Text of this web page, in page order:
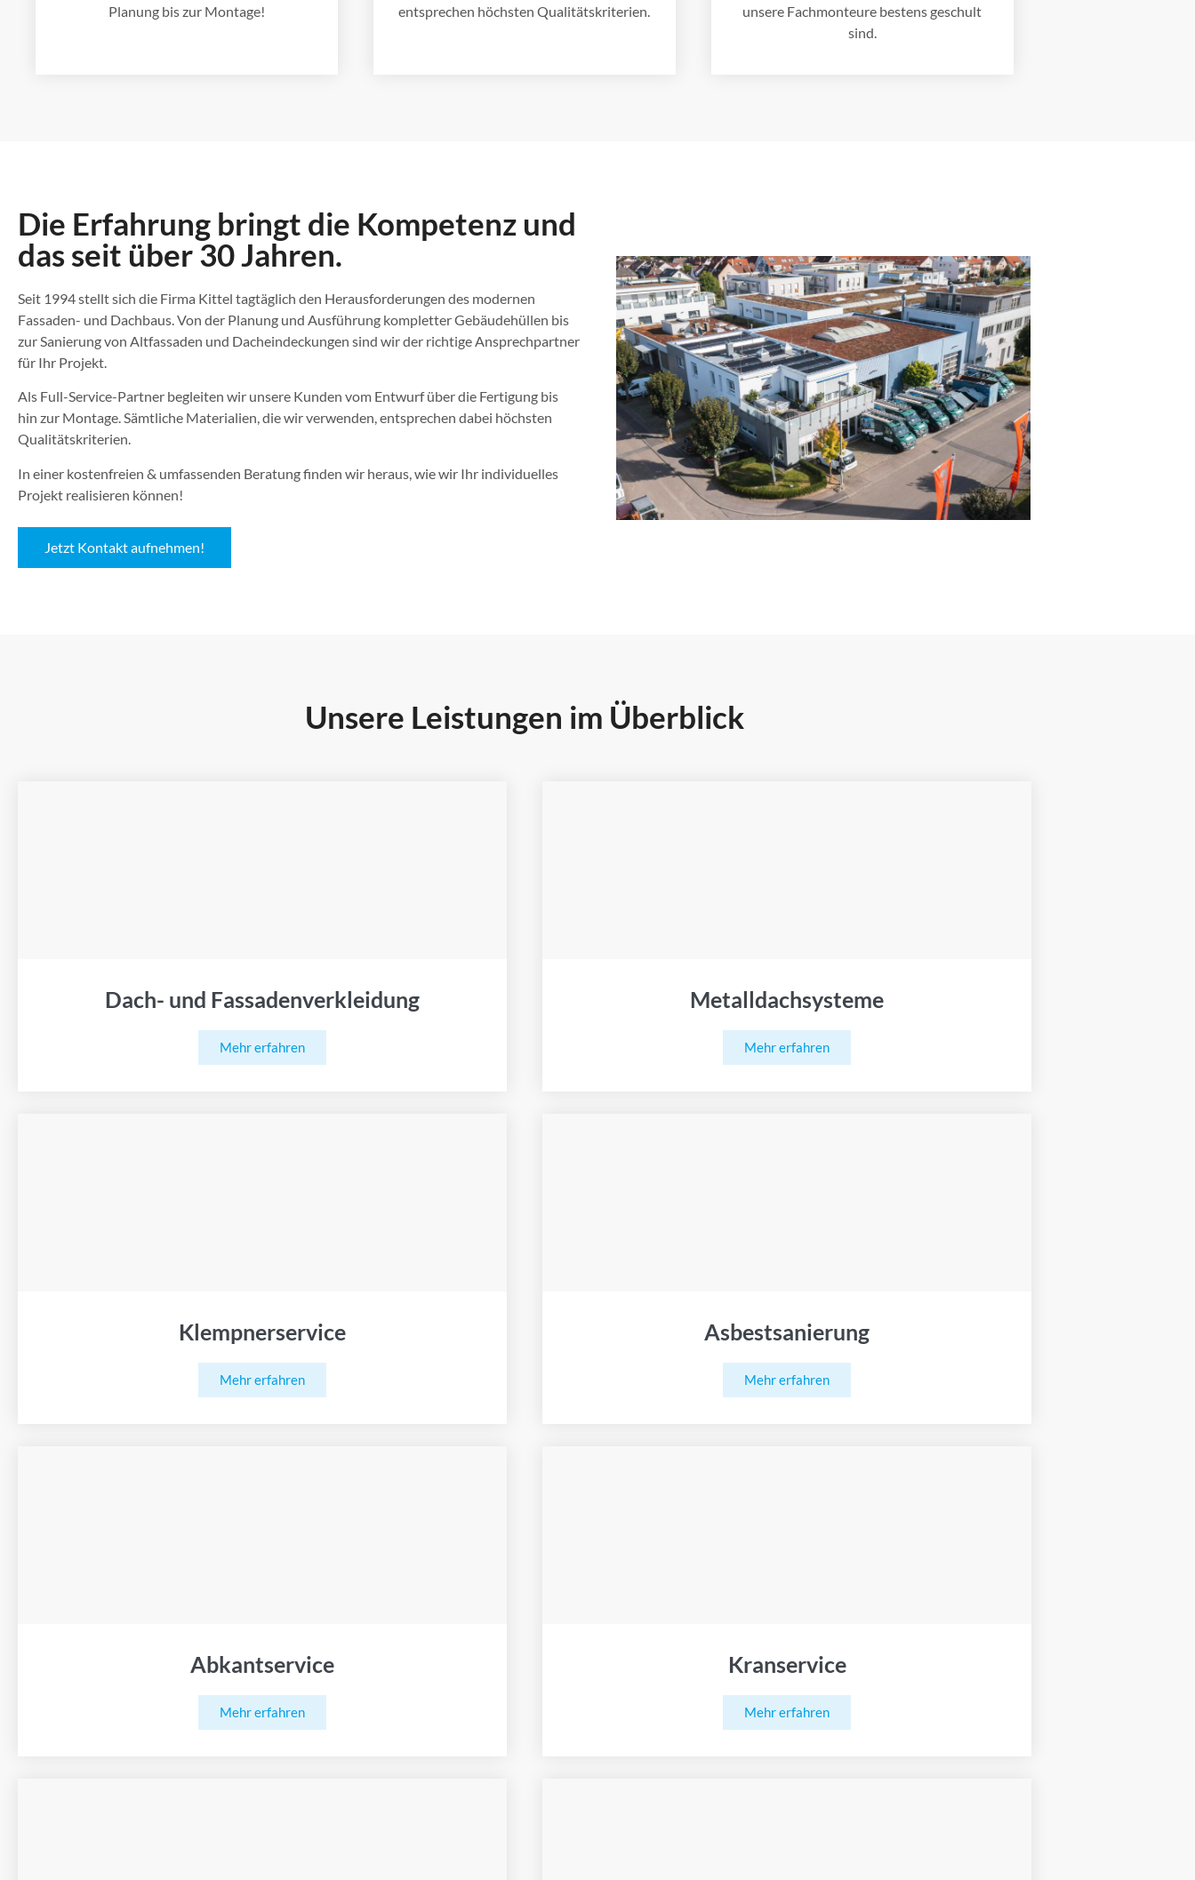
Planung bis zur Montage!
entsprechen höchsten Qualitätskriterien.
unsere Fachmonteure bestens geschult
sind.
Die Erfahrung bringt die Kompetenz und
das seit über 30 Jahren.
Seit 1994 stellt sich die Firma Kittel tagtäglich den Herausforderungen des modernen
Fassaden- und Dachbaus. Von der Planung und Ausführung kompletter Gebäudehüllen bis
zur Sanierung von Altfassaden und Dacheindeckungen sind wir der richtige Ansprechpartner
für Ihr Projekt.
Als Full-Service-Partner begleiten wir unsere Kunden vom Entwurf über die Fertigung bis
hin zur Montage. Sämtliche Materialien, die wir verwenden, entsprechen dabei höchsten
Qualitätskriterien.
In einer kostenfreien & umfassenden Beratung finden wir heraus, wie wir Ihr individuelles
Projekt realisieren können!
Jetzt Kontakt aufnehmen!
Unsere Leistungen im Überblick
Dach- und Fassadenverkleidung
Mehr erfahren
Metalldachsysteme
Mehr erfahren
Klempnerservice
Mehr erfahren
Asbestsanierung
Mehr erfahren
Abkantservice
Mehr erfahren
Kranservice
Mehr erfahren